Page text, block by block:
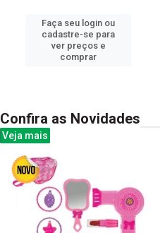
Faça seu login ou
cadastre-se para
ver preços e
comprar
Confira as Novidades
Veja mais